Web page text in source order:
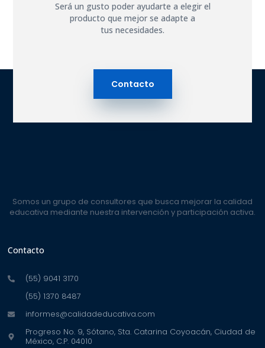
Será un gusto poder ayudarte a elegir el
producto que mejor se adapte a
tus necesidades.
Contacto
Somos un grupo de consultores que busca mejorar la calidad
educativa mediante nuestra intervención y participación activa.
Contacto
(55) 9041 3170
(55) 1370 8487
informes@calidadeducativa.com
Progreso No. 9, Sótano, Sta. Catarina Coyoacán, Ciudad de
México, C.P. 04010